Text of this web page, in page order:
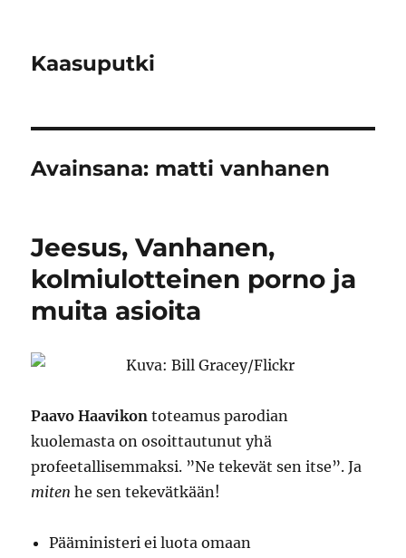
Kaasuputki
Avainsana: matti vanhanen
Jeesus, Vanhanen,
kolmiulotteinen porno ja
muita asioita
Paavo Haavikon toteamus parodian
kuolemasta on osoittautunut yhä
profeetallisemmaksi. ”Ne tekevät sen itse”. Ja
miten he sen tekevätkään!
Pääministeri ei luota omaan